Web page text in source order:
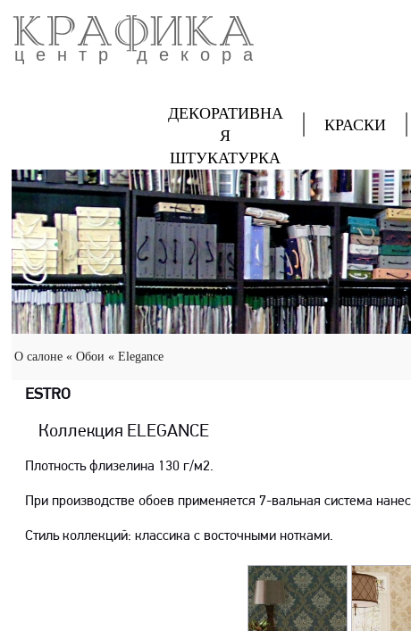
КРАФИКА
центр декора
ДЕКОРАТИВНА
Я
ШТУКАТУРКА
КРАСКИ
О салоне« Обои « Elegance
ESTRO
Коллекция ELEGANCE
Плотность флизелина 130 г/м2.
При производстве обоев применяется 7-вальная система
Стиль коллекций: классика с восточными нотками.